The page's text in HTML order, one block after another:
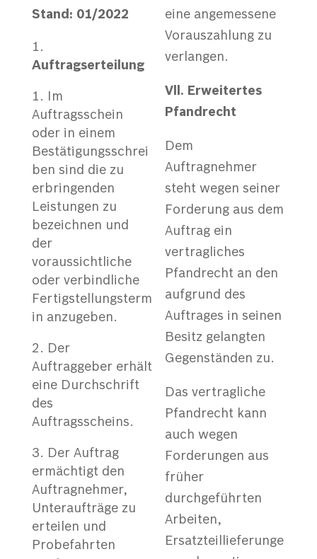
Stand: 01/2022
Auftragserteilung
Im
Auftragsschein
oder in einem
Bestätigungsschrei
ben sind die zu
erbringenden
Leistungen zu
bezeichnen und
der
voraussichtliche
oder verbindliche
Fertigstellungsterm
in anzugeben.
Der
Auftraggeber erhält
eine Durchschrift
des
Auftragsscheins.
Der Auftrag
ermächtigt den
Auftragnehmer,
Unteraufträge zu
erteilen und
Probefahrten
eine angemessene
Vorauszahlung zu
verlangen.
Vll. Erweitertes
Pfandrecht
Dem
Auftragnehmer
steht wegen seiner
Forderung aus dem
Auftrag ein
vertragliches
Pfandrecht an den
aufgrund des
Auftrages in seinen
Besitz gelangten
Gegenständen zu.
Das vertragliche
Pfandrecht kann
auch wegen
Forderungen aus
früher
durchgeführten
Arbeiten,
Ersatzteillieferunge